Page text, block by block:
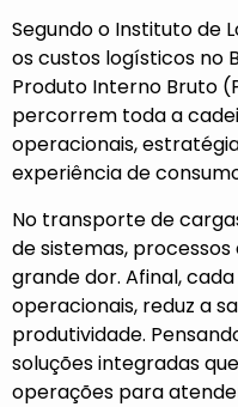
Segundo o Instituto de
os custos logísticos no
Produto Interno Bruto
percorrem toda a
operacionais,
experiência de
No transporte de
de sistemas,
grande dor. Afinal,
operacionais, reduz a
produtividade.
soluções integradas
operações para